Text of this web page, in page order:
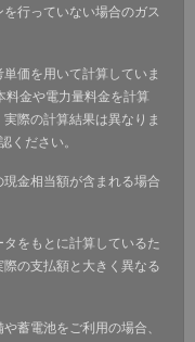
行っていない場合のガス
価を用いて計算していま
料金や電力量料金を計算
際の計算結果は異なりま
ください。
金相当額が含まれる場合
をもとに計算しているた
の支払額と大きく異なる
蓄電池をご利用の場合、